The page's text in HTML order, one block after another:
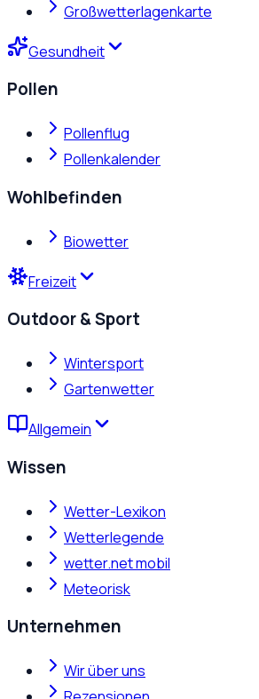
Großwetterlagenkarte
Gesundheit
Pollen
Pollenflug
Pollenkalender
Wohlbefinden
Biowetter
Freizeit
Outdoor & Sport
Wintersport
Gartenwetter
Allgemein
Wissen
Wetter-Lexikon
Wetterlegende
wetter.net mobil
Meteorisk
Unternehmen
Wir über uns